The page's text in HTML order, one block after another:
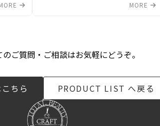
MORE
ご質問・ご相談はお気軽にどうぞ。
ちら PRODUCT LIST へ戻る